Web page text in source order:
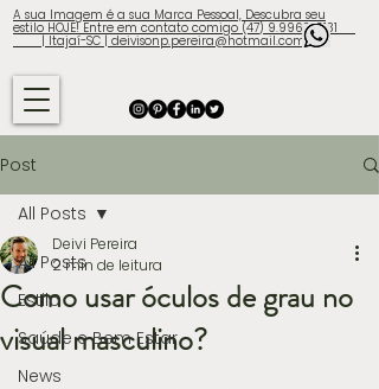
A sua Imagem é a sua Marca Pessoal, Descubra seu
estilo HOJE! Entre em contato comigo (47) 9.9960-3131
| Itajaí-SC | deivisonp.pereira@hotmail.com
Post
All Posts
Estilo
Saúde e Bem Estar
News
All Posts
Como usar óculos de grau no
visual masculino?
Deivi Pereira
2 min de leitura